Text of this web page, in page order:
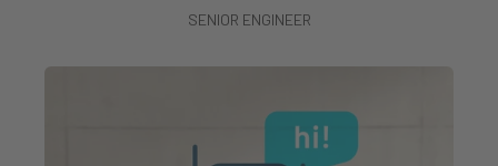
SENIOR ENGINEER